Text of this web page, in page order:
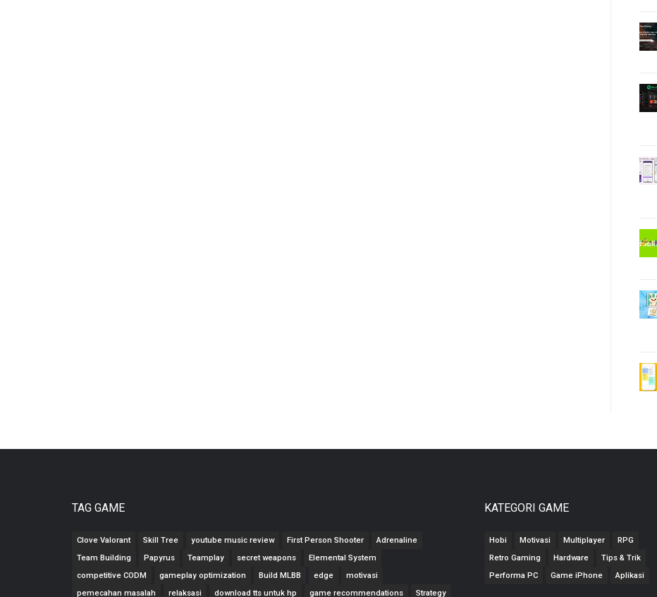
TAG GAME
Clove Valorant Skill Tree youtube music review First Person Shooter
Adrenaline
Team Building
Papyrus Teamplay secret weapons
Elemental System
competitive CODM
gameplay optimization Build MLBB edge
motivasi
pemecahan masalah
relaksasi download tts untuk hp game recommendations Strategy
KATEGORI GAME
Hobi Motivasi Multiplayer
RPG
Retro Gaming
Hardware
Tips & Trik
Performa PC
Game iPhone Aplikasi